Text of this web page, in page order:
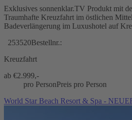
Exklusives sonnenklar.TV Produkt mit
Traumhafte Kreuzfahrt im östlichen
Badeverlängerung im Luxushotel auf
253520Bestellnr.:
Kreuzfahrt
ab €2.999,-
pro PersonPreis pro Person
World Star Beach Resort & Spa -